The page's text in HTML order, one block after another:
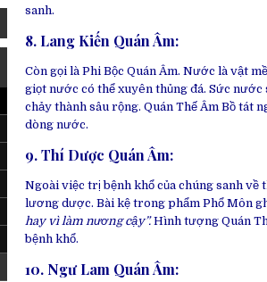
sanh.
8. Lang Kiến Quán Âm:
Còn gọi là Phi Bộc Quán Âm. Nước là vật
giọt nước có thể xuyên thủng đá. Sức
chảy thành sâu rộng. Quán Thế Âm Bồ tát
dòng nước.
9. Thí Dược Quán Âm:
Ngoài việc trị bệnh khổ của chúng sanh về
lương dược. Bài kệ trong phẩm Phổ Môn
hay vì làm nương cậy”.Hình tượng Quán
bệnh khổ.
10. Ngư Lam Quán Âm: